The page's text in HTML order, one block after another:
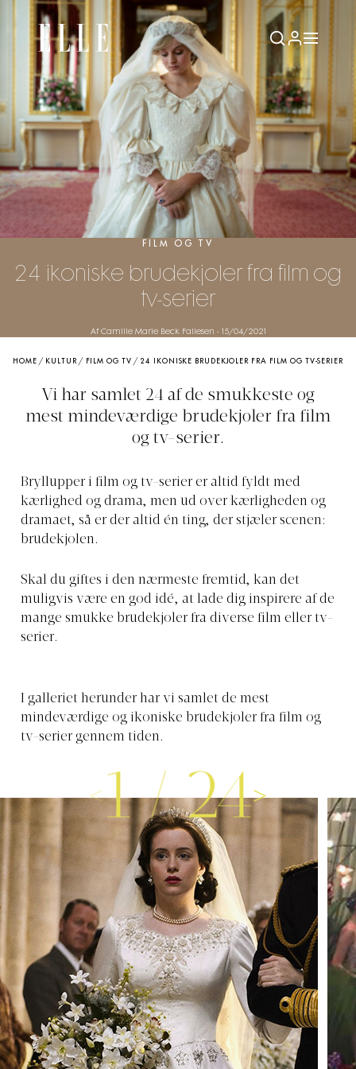
FILM OG TV
24 ikoniske brudekjoler fra film og
tv-serier
Af Camille Marie Beck Fallesen - 15/04/2021
HOME / KULTUR/ FILM OG TV / 24 IKONISKE BRUDEKJOLER FRA FILM OG TV-SERIER
Vi har samlet 24 af de smukkeste og
mest mindeværdige brudekjoler fra film
og tv-serier.
Bryllupper i film og tv-serier er altid fyldt med
kærlighed og drama, men ud over kærligheden og
dramaet, så er der altid én ting, der stjæler scenen:
brudekjolen.
Skal du giftes i den nærmeste fremtid, kan det
muligvis være en god idé, at lade dig inspirere af de
mange smukke brudekjoler fra diverse film eller tv-
serier.
I galleriet herunder har vi samlet de mest
mindeværdige og ikoniske brudekjoler fra film og
tv-serier gennem tiden.
1/24